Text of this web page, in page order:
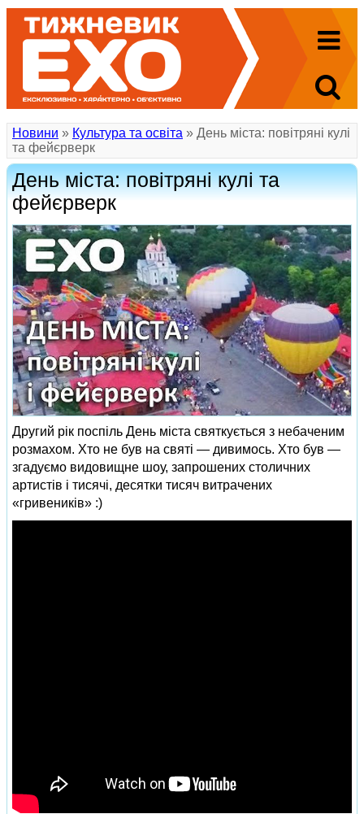
Новини » Культура та освіта » День міста: повітряні кулі
та фейєрверк
День міста: повітряні кулі та
фейєрверк
Другий рік поспіль День міста святкується з небаченим
розмахом. Хто не був на святі — дивимось. Хто був —
згадуємо видовищне шоу, запрошених столичних
артистів і тисячі, десятки тисяч витрачених
«гривеників» :)